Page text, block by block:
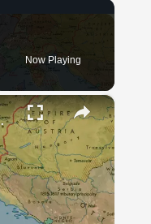
Now Playing
×
"Italian"